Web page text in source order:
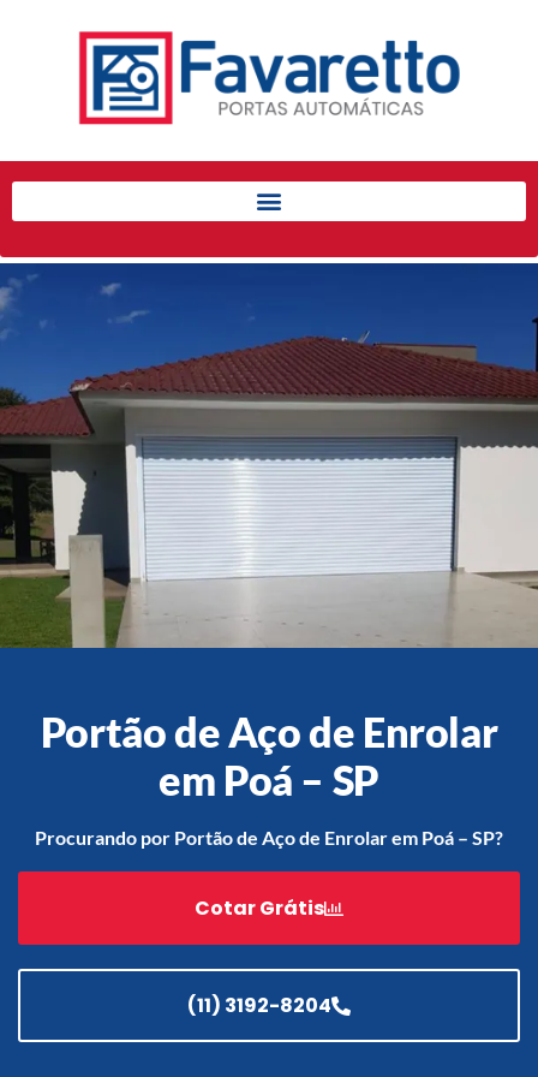
Início
Porta de Enrolar Automática
Automatizadores
Acessórios Para Portas de
Enrolar
Pintura eletrostática
Portfólio
Contato
Acessórios
Enrolar em Teresópolis – RJ
Aldeia – RJ
Portão de Garagem de
Enrolar em São João de
Meriti – RJ
Portão de Aço de Enrolar
em Poá – SP
Procurando por Portão de Aço de Enrolar em Poá – SP?
Cotar Grátis
(11) 3192-8204